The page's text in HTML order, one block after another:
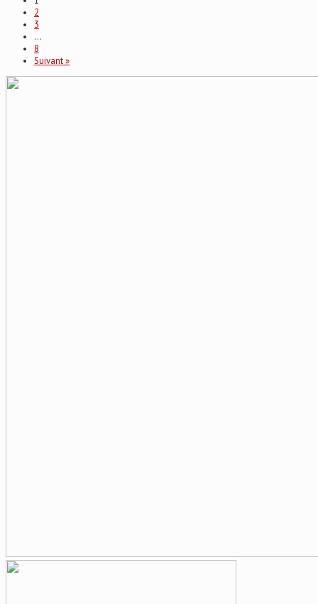
2
3
…
8
Suivant »